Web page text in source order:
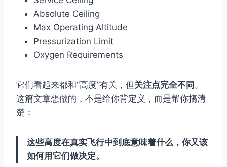
Absolute Ceiling
Max Operating Altitude
Pressurization Limit
Oxygen Requirements
它们看起来都和“高度”有关，但关注点完全不同 。
这篇文章想做的，不是给你背定义，而是帮你搞清
楚：
这些高度在真实飞行中到底意味着什么，你又该
如何用它们做决定。